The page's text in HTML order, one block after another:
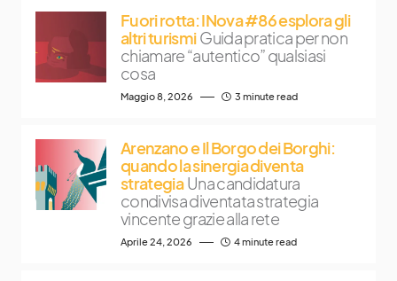
Fuori rotta: INova #86 esplora gli
altri turismi Guida pratica per non
chiamare “autentico” qualsiasi
cosa
Maggio 8, 2026 3 minute read
Arenzano e Il Borgo dei Borghi:
quando la sinergia diventa
strategia Una candidatura
condivisa diventata strategia
vincente grazie alla rete
Aprile 24, 2026 4 minute read